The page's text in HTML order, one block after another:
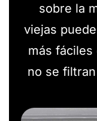
sobre la
viejas
más
no se